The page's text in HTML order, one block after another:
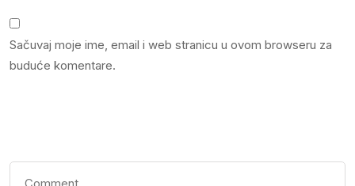
Sačuvaj moje ime, email i web stranicu u ovom browseru za
buduće komentare.